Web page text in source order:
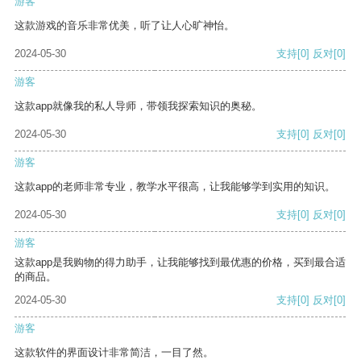
这款游戏的音乐非常优美，听了让人心旷神怡。
2024-05-30 支持[0] 反对[0]
游客
这款app就像我的私人导师，带领我探索知识的奥秘。
2024-05-30 支持[0] 反对[0]
游客
这款app的老师非常专业，教学水平很高，让我能够学到实用的知识。
2024-05-30 支持[0] 反对[0]
游客
这款app是我购物的得力助手，让我能够找到最优惠的价格，买到最合适
的商品。
2024-05-30
支持[0] 反对[0]
游客
这款软件的界面设计非常简洁，一目了然。